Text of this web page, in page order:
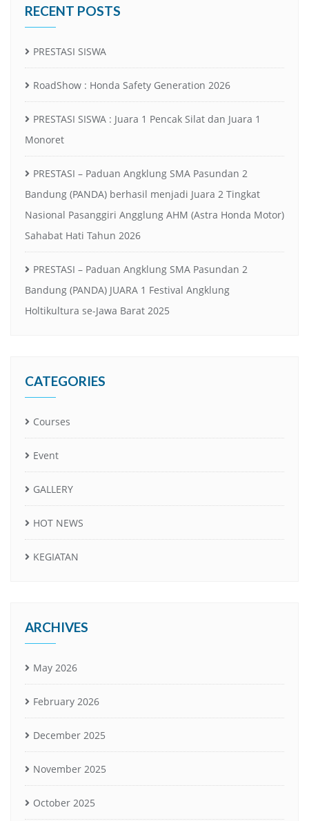
RECENT POSTS
PRESTASI SISWA
RoadShow : Honda Safety Generation 2026
PRESTASI SISWA : Juara 1 Pencak Silat dan Juara 1
Monoret
PRESTASI – Paduan Angklung SMA Pasundan 2
Bandung (PANDA) berhasil menjadi Juara 2 Tingkat
Nasional Pasanggiri Angglung AHM (Astra Honda Motor)
Sahabat Hati Tahun 2026
PRESTASI – Paduan Angklung SMA Pasundan 2
Bandung (PANDA) JUARA 1 Festival Angklung
Holtikultura se-Jawa Barat 2025
CATEGORIES
Courses
Event
GALLERY
HOT NEWS
KEGIATAN
ARCHIVES
May 2026
February 2026
December 2025
November 2025
October 2025